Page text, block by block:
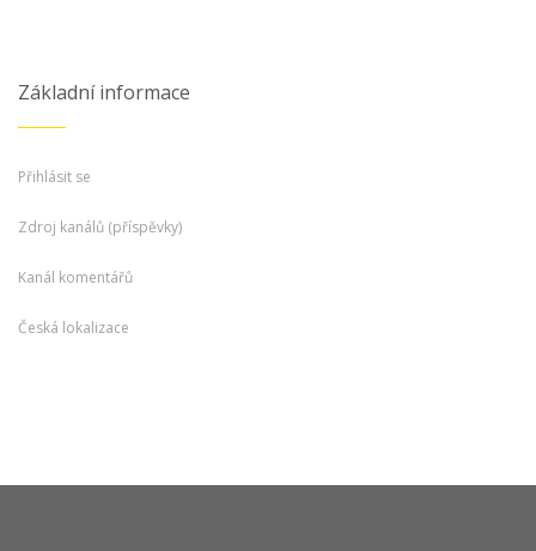
Základní informace
Přihlásit se
Zdroj kanálů (příspěvky)
Kanál komentářů
Česká lokalizace